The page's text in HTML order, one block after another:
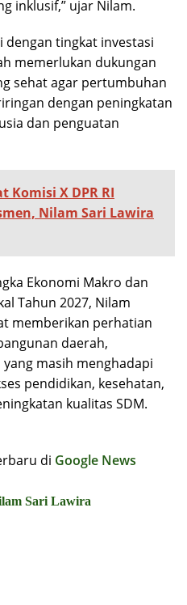
inklusif,” ujar Nilam.
dengan tingkat investasi
memerlukan dukungan
sehat agar pertumbuhan
dengan peningkatan
dan penguatan
Komisi X DPR RI
Nilam Sari Lawira
Ekonomi Makro dan
Tahun 2027, Nilam
memberikan perhatian
daerah,
masih menghadapi
pendidikan, kesehatan,
kualitas SDM.
di Google News
Sari Lawira